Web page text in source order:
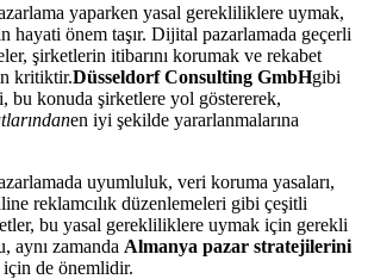
yaparken yasal gerekliliklere uymak,
hayati önem taşır. Dijital pazarlamada geçerli
şirketlerin itibarını korumak ve rekabet
kritiktir.Düsseldorf Consulting GmbHgibi
bu konuda şirketlere yol göstererek,
en iyi şekilde yararlanmalarına
uyumluluk, veri koruma yasaları,
reklamcılık düzenlemeleri gibi çeşitli
bu yasal gerekliliklere uymak için gerekli
aynı zamanda Almanya pazar stratejilerini
için de önemlidir.